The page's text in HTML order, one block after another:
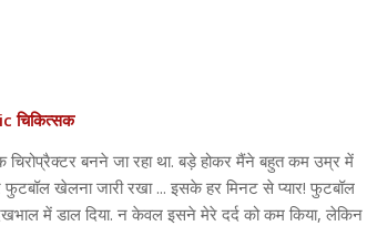
चिकित्सक
बनने जा रहा था. बड़े होकर मैंने बहुत कम उम्र में
खेलना जारी रखा ... इसके हर मिनट से प्यार! फुटबॉल
में डाल दिया. न केवल इसने मेरे दर्द को कम किया, लेकिन